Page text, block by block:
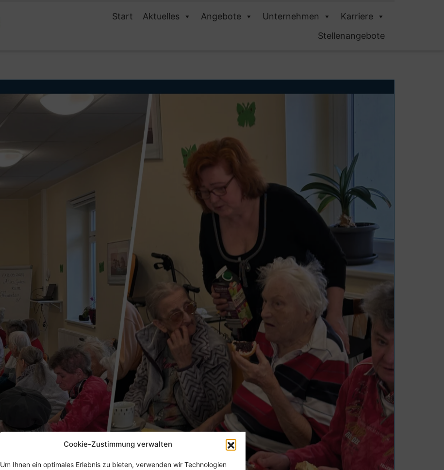
Cookie-Zustimmung verwalten
Um Ihnen ein optimales Erlebnis zu bieten, verwenden wir Technologien
Start Aktuelles Angebote Unternehmen
Karriere
Stellenangebote